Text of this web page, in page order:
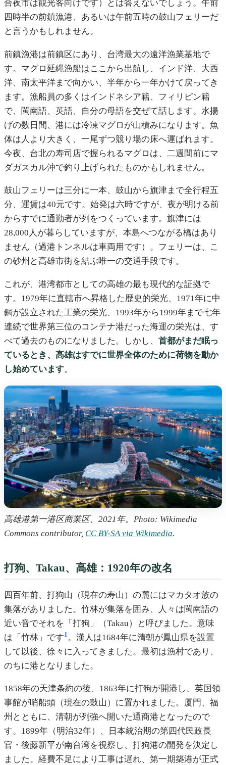
合夜市は観光客向けです）とは答えないでしょう。午前
四時半の前鎮漁港、あるいは午前五時の鼓山フェリーだ
と言うかもしれません。
前鎮漁港は前鎮区にあり、台湾最大の遠洋漁業基地で
す。マグロ延縄漁船はここから出航し、インド洋、大西
洋、南太平洋まで向かい、半年から一年かけて戻ってき
ます。漁船員の多くはインドネシア籍、フィリピン籍
で、閩南語、英語、自分の母語を交ぜて話します。水揚
げの数日間、港には冷凍マグロが山積みになります。魚
体は人より大きく、一尾ずつ競り場の床へ運ばれます。
今夜、台北の寿司店で握られるマグロは、二週間前にマ
ダガスカル沖で釣り上げられたものかもしれません。
鼓山フェリーは三分に一本、鼓山から旗津まで全行程五
分、運賃は40元です。始発は六時ですが、夜が明ける前
からすでに通勤者が列をつくっています。旗津には
28,000人が暮らしていますが、本島へつながる橋はあり
ません（過港トンネルは車両用です）。フェリーは、こ
の砂州と高雄市街を結ぶ唯一の交通手段です。
これが、港湾都市としての高雄の最も現代的な証拠で
す。1979年に直轄市へ昇格した歴史的栄光、1971年に中
鋼が設立された工業の栄光、1993年から1999年まで七年
連続で世界第三位のコンテナ港だった海運の栄光は、す
べて過去のものになりました。しかし、 首都がまだ眠っ
ているとき、高雄はすでに世界全体のために荷物を動か
し始めています。
高雄港第一港区商業区、2021年。Photo: Wikimedia
Commons contributor, CC BY-SA via Wikimedia.
打狗、Takau、高雄：1920年の改名
四百年前、打狗山（現在の寿山）の麓にはマカタオ族の
集落がありました。竹林が集落を囲み、人々は閩南語の
近い音でそれを「打狗」（Takau）と呼びました。意味
は「竹林」です1 。漢人は1684年に清朝が鳳山県を設置
して以後、徐々に入ってきました。最初は漁村であり、
のちに港となりました。
1858年の天津条約の後、1863年に打狗が開港し、英国領
事館が哨船頭（現在の鼓山）に置かれました。厦門、福
州とともに、清朝が列強へ開いた通商港となったので
す。1899年（明治32年）、日本統治期の第四代民政長
官・後藤新平が南台湾を視察し、打狗港の開発を決定し
ました。経費不足により工事は遅れ、第一期築港が正式